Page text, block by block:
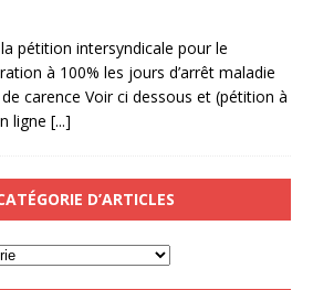
pétition intersyndicale pour le
à 100% les jours d’arrêt maladie
carence Voir ci dessous et (pétition à
ligne [...]
D’ARTICLES